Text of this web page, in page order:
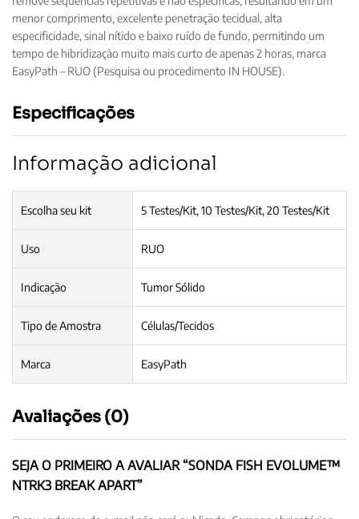
menor comprimento, excelente penetração tecidual, alta
especificidade, sinal nítido e baixo ruído de fundo, permitindo um
tempo de hibridização muito mais curto de apenas 2 horas, marca
EasyPath – RUO (Pesquisa ou procedimento IN HOUSE).
Especificações
Informação adicional
Escolha seu kit 5 Testes/Kit, 10 Testes/Kit, 20 Testes/Kit
Uso RUO
Indicação Tumor Sólido
Tipo de Amostra Células/Tecidos
Marca EasyPath
Avaliações (0)
SEJA O PRIMEIRO A AVALIAR “SONDA FISH EVOLUME™
NTRK3 BREAK APART”